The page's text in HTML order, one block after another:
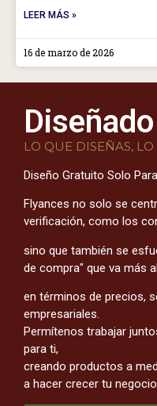
LEER MÁS »
16 de marzo de 2026
LO QUE DISEÑAS,
Diseño Gratuito Solo
Flyances no solo se
verificación, como los
sino que también se
de compra" que va más
en términos de precios,
empresariales.
Permítenos trabajar
para ti,
creando productos a
a hacer crecer tu